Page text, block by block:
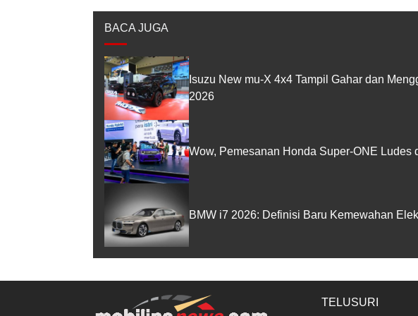
BACA JUGA
Isuzu New mu-X 4x4 Tampil Gahar dan
2026
Wow, Pemesanan Honda Super-ONE Ludes
BMW i7 2026: Definisi Baru Kemewahan
TELUSURI